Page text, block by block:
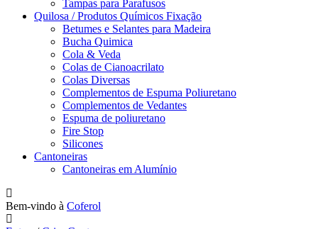
Tampas para Parafusos
Quilosa / Produtos Químicos Fixação
Betumes e Selantes para Madeira
Bucha Quimica
Cola & Veda
Colas de Cianoacrilato
Colas Diversas
Complementos de Espuma Poliuretano
Complementos de Vedantes
Espuma de poliuretano
Fire Stop
Silicones
Cantoneiras
Cantoneiras em Alumínio
Bem-vindo à Coferol